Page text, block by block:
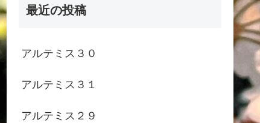
最近の投稿
アルテミス３０
アルテミス３１
アルテミス２９